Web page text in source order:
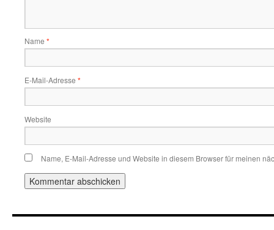
Name *
E-Mail-Adresse *
Website
Name, E-Mail-Adresse und Website in diesem Browser für meinen